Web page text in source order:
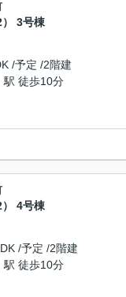
3号棟
/予定 /2階建
駅 徒歩10分
4号棟
/予定 /2階建
駅 徒歩10分